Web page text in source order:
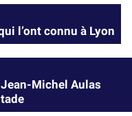
l’ont connu à Lyon
Michel Aulas